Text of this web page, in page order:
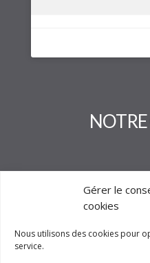
Gérer le
cookies
Nous utilisons des cookies pour
service.